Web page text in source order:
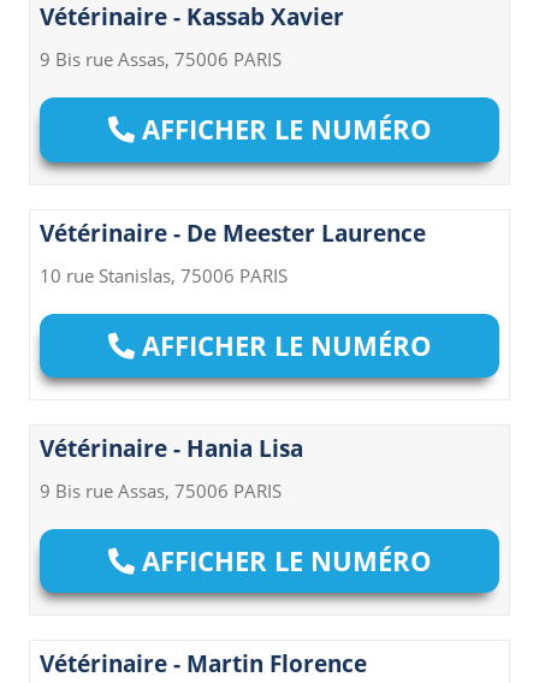
Vétérinaire - Kassab Xavier
9 Bis rue Assas, 75006 PARIS
AFFICHER LE NUMÉRO
Vétérinaire - De Meester Laurence
10 rue Stanislas, 75006 PARIS
AFFICHER LE NUMÉRO
Vétérinaire - Hania Lisa
9 Bis rue Assas, 75006 PARIS
AFFICHER LE NUMÉRO
Vétérinaire - Martin Florence